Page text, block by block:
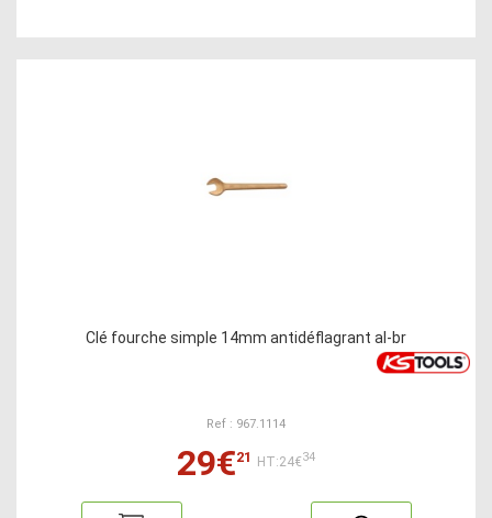
Clé fourche simple 14mm antidéflagrant al-br
Ref : 967.1114
29€21 HT:24€34